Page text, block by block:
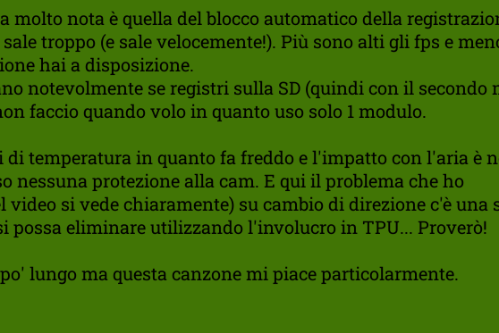
molto nota è quella del blocco automatico della
troppo (e sale velocemente!). Più sono alti gli fps e
hai a disposizione.
notevolmente se registri sulla SD (quindi con il secondo
faccio quando volo in quanto uso solo 1 modulo.
temperatura in quanto fa freddo e l'impatto con l'aria è
nessuna protezione alla cam. E qui il problema che ho
si vede chiaramente) su cambio di direzione c'è una
possa eliminare utilizzando l'involucro in TPU... Proverò!
lungo ma questa canzone mi piace particolarmente.